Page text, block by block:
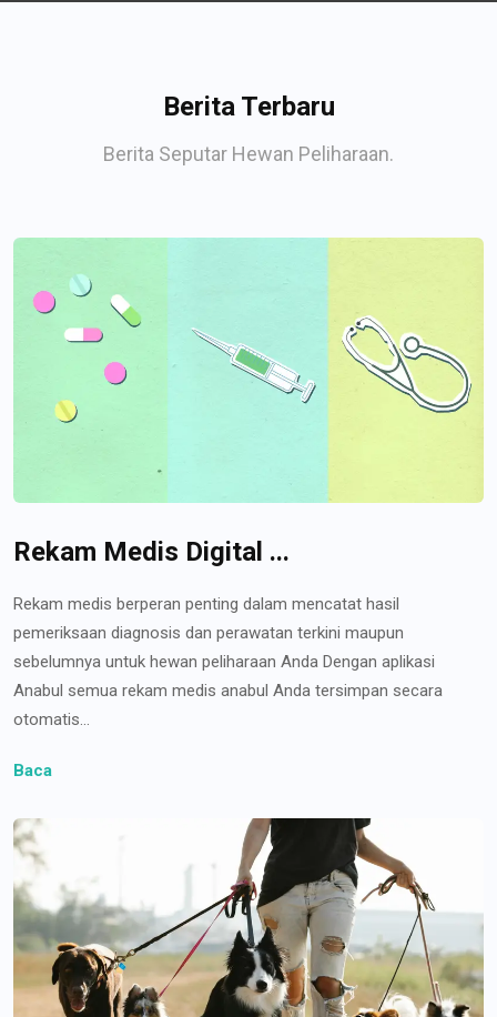
Berita Terbaru
Berita Seputar Hewan Peliharaan.
Rekam Medis Digital ...
Rekam medis berperan penting dalam mencatat hasil
pemeriksaan diagnosis dan perawatan terkini maupun
sebelumnya untuk hewan peliharaan Anda Dengan aplikasi
Anabul semua rekam medis anabul Anda tersimpan secara
otomatis...
Baca